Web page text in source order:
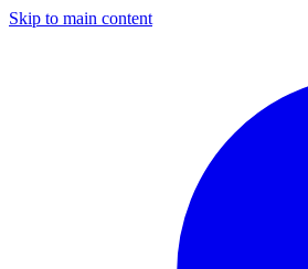
Skip to main content